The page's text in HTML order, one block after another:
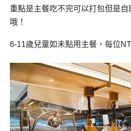
重點是主餐吃不完可以打包但是
哦！
6-11歲兒童如未點用主餐，每位